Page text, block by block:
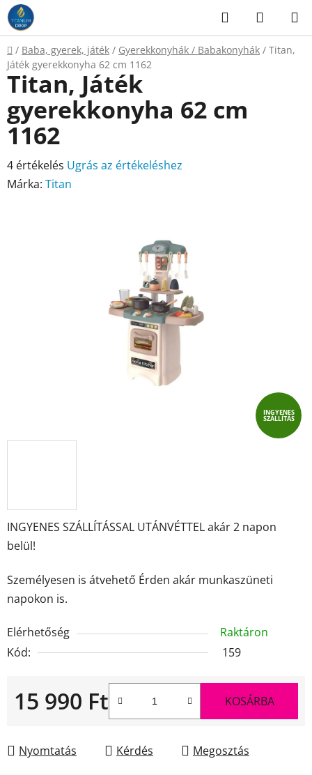
Ugrás
fő
tartalomhoz
KeresésKOSÁR
Kezdőlap
/ Baba, gyerek, játék / Gyerekkonyhák / Babakonyhák / Titan,
Játék gyerekkonyha 62 cm 1162
INGYENES SZÁLLÍTÁSSAL UTÁNVÉTTEL akár 2 napon
belül!
Személyesen is átvehető Érden akár munkaszüneti
napokon is.
Elérhetőség
Raktáron
Kód:
159
15 990 Ft KOSÁRBA
Nyomtatás Kérdés Megosztás
Titan, Játék
gyerekkonyha 62 cm
1162
A
termék
4 értékelés Ugrás az értékeléshez
Márka: Titan
INGYENES
SZÁLLÍTÁS